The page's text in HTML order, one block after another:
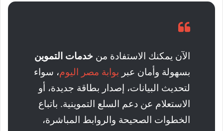
الآن يمكنك الاستفادة من خدمات التموين
بسهولة وأمان عبر بوابة مصر اليوم، سواء
لتحديث البيانات، إصدار بطاقة جديدة، أو
الاستعلام عن دعم السلع التموينية. باتباع
الخطوات الصحيحة والروابط المباشرة،